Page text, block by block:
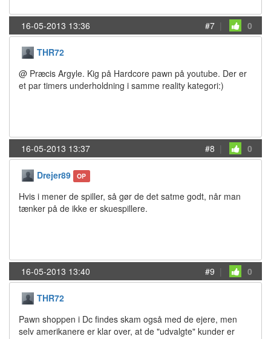
16-05-2013 13:36 #7 | 0
THR72
@ Præcis Argyle. Kig på Hardcore pawn på youtube. Der er
et par timers underholdning i samme reality kategori:)
16-05-2013 13:37 #8 | 0
Drejer89 OP
Hvis i mener de spiller, så gør de det satme godt, når man
tænker på de ikke er skuespillere.
16-05-2013 13:40 #9 | 0
THR72
Pawn shoppen i Dc findes skam også med de ejere, men
selv amerikanere er klar over, at de "udvalgte" kunder er